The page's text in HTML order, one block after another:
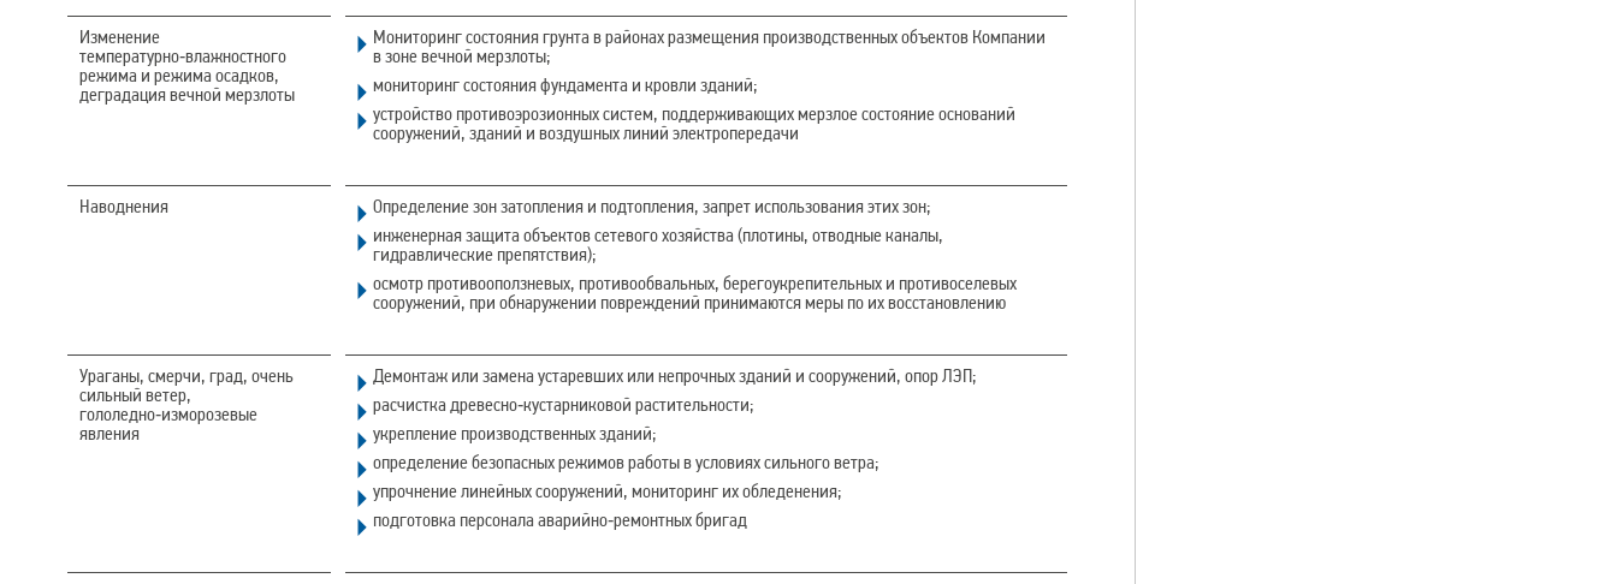
Изменение
температурно‑влажностного
режима и режима осадков,
деградация вечной мерзлоты
Мониторинг состояния грунта в районах размещения производственных объектов Компании
в зоне вечной мерзлоты;
мониторинг состояния фундамента и кровли зданий;
устройство противоэрозионных систем, поддерживающих мерзлое состояние оснований
сооружений, зданий и воздушных линий электропередачи
Наводнения
Определение зон затопления и подтопления, запрет использования этих зон;
инженерная защита объектов сетевого хозяйства (плотины, отводные каналы,
гидравлические препятствия);
осмотр противооползневых, противообвальных, берегоукрепительных и противоселевых
сооружений, при обнаружении повреждений принимаются меры по их восстановлению
Ураганы, смерчи, град, очень
сильный ветер,
гололедно‑изморозевые
явления
Демонтаж или замена устаревших или непрочных зданий и сооружений, опор ЛЭП;
расчистка древесно‑кустарниковой растительности;
укрепление производственных зданий;
определение безопасных режимов работы в условиях сильного ветра;
упрочнение линейных сооружений, мониторинг их обледенения;
подготовка персонала аварийно‑ремонтных бригад